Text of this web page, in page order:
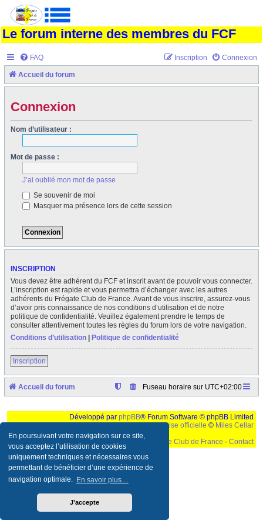
En poursuivant votre navigation sur ce site,
vous acceptez l’utilisation de cookies
uniquement techniques et nécessaires vous
permettant de bénéficier d’une expérience de
navigation optimale. En savoir plus…
J’accepte
Le forum interne des membres du FCF
FAQ Connexion
Inscription
Accueil du forum
Connexion
Nom d’utilisateur :
Mot de passe :
J’ai oublié mon mot de passe
Se souvenir de moi
Masquer ma présence lors de cette session
INSCRIPTION
Vous devez être adhérent du FCF et inscrit avant de pouvoir vous connecter.
L’inscription est rapide et vous permettra d’échanger avec les autres
adhérents du Frégate Club de France. Avant de vous inscrire, assurez-vous
d’avoir pris connaissance de nos conditions d’utilisation et de notre
politique de confidentialité. Veuillez également prendre le temps de
consulter attentivement toutes les règles du forum lors de votre navigation.
Conditions d’utilisation
Politique de confidentialité
Inscription
Accueil du forum Fuseau horaire sur UTC+02:00
Développé par phpBB® Forum Software © phpBB Limited
Traduction française officielle © Miles Cellar
Le Frégate Club de France - Contact
Ceci est un texte de remplissage qui n'a pour but que forcer l'elargissement de la div page...
Ben oui, quand on veut pas d'un "site optimise pour une resolution de 1024x768 et
parametres d'affichage pas defaut de votre navigateur" faut bien trouver des paliatifs !